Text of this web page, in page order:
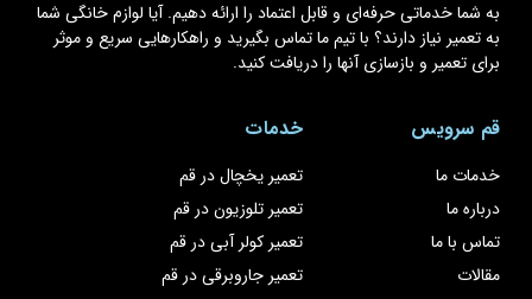
به شما خدماتی حرفه‌ای و قابل اعتماد را ارائه دهیم. آیا لوازم خانگی شما
به تعمیر نیاز دارند؟ با تیم ما تماس بگیرید و راهکارهایی سریع و موثر
برای تعمیر و بازسازی آنها را دریافت کنید.
قم سرویس
خدمات ما
درباره ما
تماس با ما
مقالات
خدمات
تعمیر یخچال در قم
تعمیر تلوزیون در قم
تعمیر کولر آبی در قم
تعمیر جاروبرقی در قم